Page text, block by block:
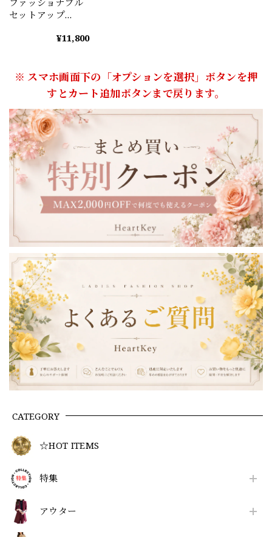
CATEGORY
☆HOT ITEMS
特集
アウター
ファッショナブル
セットアップ
¥11,800
※ スマホ画面下の「オプションを選択」ボタンを押
すとカート追加ボタンまで戻ります。